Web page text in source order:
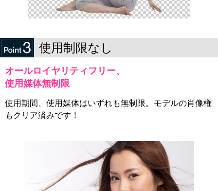
使用制限なし
オールロイヤリティフリー、
使用媒体無制限
使用期間、使用媒体はいずれも無制限。モデルの肖像権
もクリア済みです！